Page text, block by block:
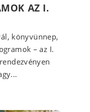
AZ I.
könyvünnep,
– az I.